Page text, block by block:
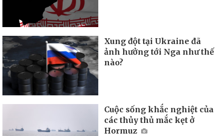
Xung đột tại Ukraine đã
ảnh hưởng tới Nga như thế
nào?
Cuộc sống khắc nghiệt của
các thủy thủ mắc kẹt ở
Hormuz